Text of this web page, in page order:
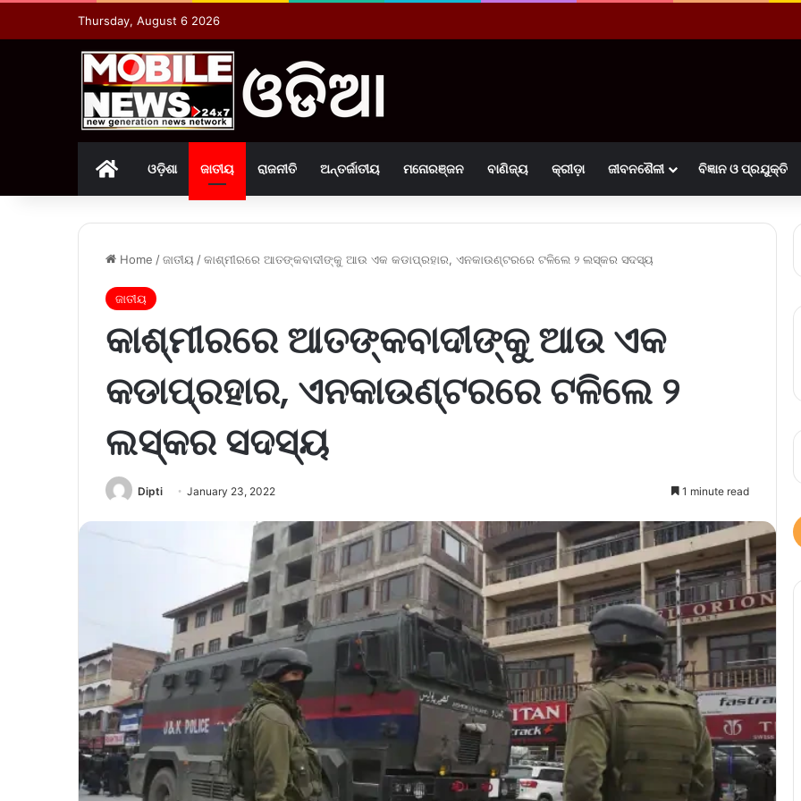
Thursday, August 6 2026
Homeଓଡ଼ିଶା ଜାତୀୟ ରାଜନୀତି ଅନ୍ତର୍ଜାତୀୟ ମନୋରଞ୍ଜନ ବାଣିଜ୍ୟ କ୍ରୀଡ଼ା ଜୀବନଶୈଳୀ ବିଜ୍ଞାନ ଓ ପ୍ରଯୁକ୍ତି
Home /ଜାତୀୟ /କାଶ୍ମୀରରେ ଆତଙ୍କବାଦୀଙ୍କୁ ଆଉ ଏକ କଡାପ୍ରହାର, ଏନକାଉଣ୍ଟରରେ ଟଳିଲେ ୨ ଲସ୍କର ସଦସ୍ୟ
ଜାତୀୟ
କାଶ୍ମୀରରେ ଆତଙ୍କବାଦୀଙ୍କୁ ଆଉ ଏକ
କଡାପ୍ରହାର, ଏନକାଉଣ୍ଟରରେ ଟଳିଲେ ୨
ଲସ୍କର ସଦସ୍ୟ
Dipti January 23, 2022 1 minute read